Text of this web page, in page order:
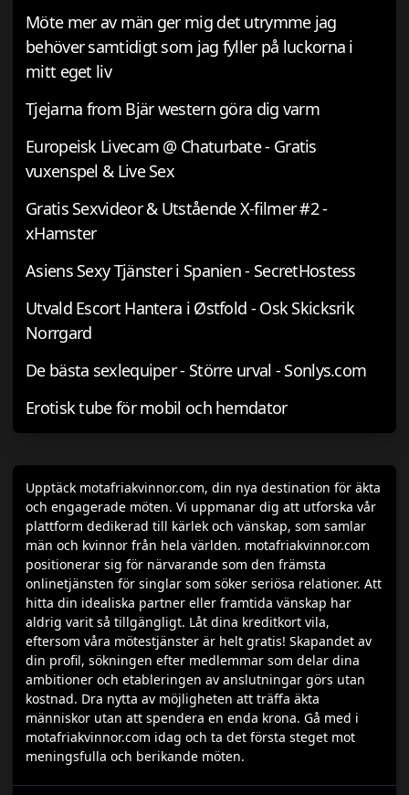
Möte mer av män ger mig det utrymme jag
behöver samtidigt som jag fyller på luckorna i
mitt eget liv
Tjejarna from Bjär western göra dig varm
Europeisk Livecam @ Chaturbate - Gratis
vuxenspel & Live Sex
Gratis Sexvideor & Utstående X-filmer #2 -
xHamster
Asiens Sexy Tjänster i Spanien - SecretHostess
Utvald Escort Hantera i Østfold - Osk Skicksrik
Norrgard
De bästa sexlequiper - Större urval - Sonlys.com
Erotisk tube för mobil och hemdator
Upptäck motafriakvinnor.com, din nya destination för äkta
och engagerade möten. Vi uppmanar dig att utforska vår
plattform dedikerad till kärlek och vänskap, som samlar
män och kvinnor från hela världen. motafriakvinnor.com
positionerar sig för närvarande som den främsta
onlinetjänsten för singlar som söker seriösa relationer. Att
hitta din idealiska partner eller framtida vänskap har
aldrig varit så tillgängligt. Låt dina kreditkort vila,
eftersom våra mötestjänster är helt gratis! Skapandet av
din profil, sökningen efter medlemmar som delar dina
ambitioner och etableringen av anslutningar görs utan
kostnad. Dra nytta av möjligheten att träffa äkta
människor utan att spendera en enda krona. Gå med i
motafriakvinnor.com idag och ta det första steget mot
meningsfulla och berikande möten.